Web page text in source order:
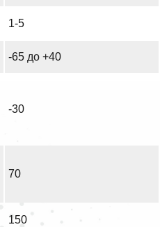
1-5
-65 до +40
-30
70
150